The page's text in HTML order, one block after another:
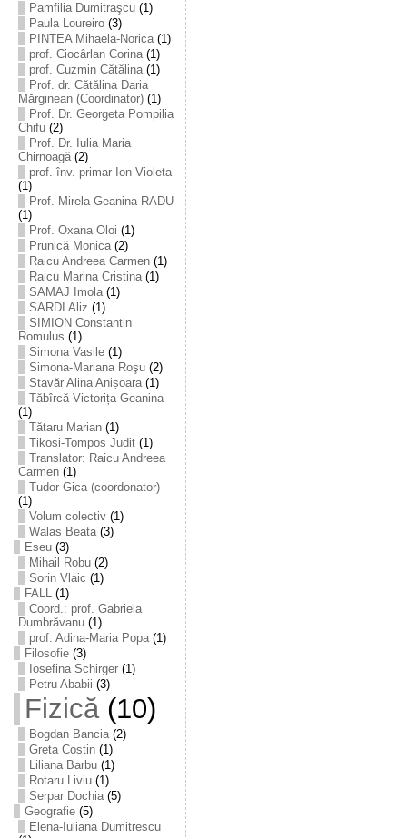
Pamfilia Dumitraşcu(1)
Paula Loureiro(3)
PINTEA Mihaela-Norica(1)
prof. Ciocârlan Corina(1)
prof. Cuzmin Cătălina(1)
Prof. dr. Cătălina Daria
Mărginean (Coordinator)(1)
Prof. Dr. Georgeta Pompilia
Chifu(2)
Prof. Dr. Iulia Maria
Chirnoagă(2)
prof. înv. primar Ion Violeta
(1)
Prof. Mirela Geanina RADU
(1)
Prof. Oxana Oloi (1)
Prunică Monica(2)
Raicu Andreea Carmen(1)
Raicu Marina Cristina(1)
SAMAJ Imola(1)
SARDI Aliz (1)
SIMION Constantin
Romulus (1)
Simona Vasile(1)
Simona-Mariana Roşu(2)
Stavăr Alina Anișoara(1)
Tăbîrcă Victorița Geanina
(1)
Tătaru Marian(1)
Tikosi-Tompos Judit(1)
Translator: Raicu Andreea
Carmen(1)
Tudor Gica (coordonator)
(1)
Volum colectiv(1)
Walas Beata(3)
Eseu(3)
Mihail Robu(2)
Sorin Vlaic (1)
FALL(1)
Coord.: prof. Gabriela
Dumbrăvanu(1)
prof. Adina-Maria Popa(1)
Filosofie(3)
Iosefina Schirger(1)
Petru Ababii (3)
Fizică(10)
Bogdan Bancia(2)
Greta Costin(1)
Liliana Barbu(1)
Rotaru Liviu(1)
Serpar Dochia(5)
Geografie(5)
Elena-Iuliana Dumitrescu